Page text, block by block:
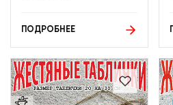
ПОДРОБНЕЕ